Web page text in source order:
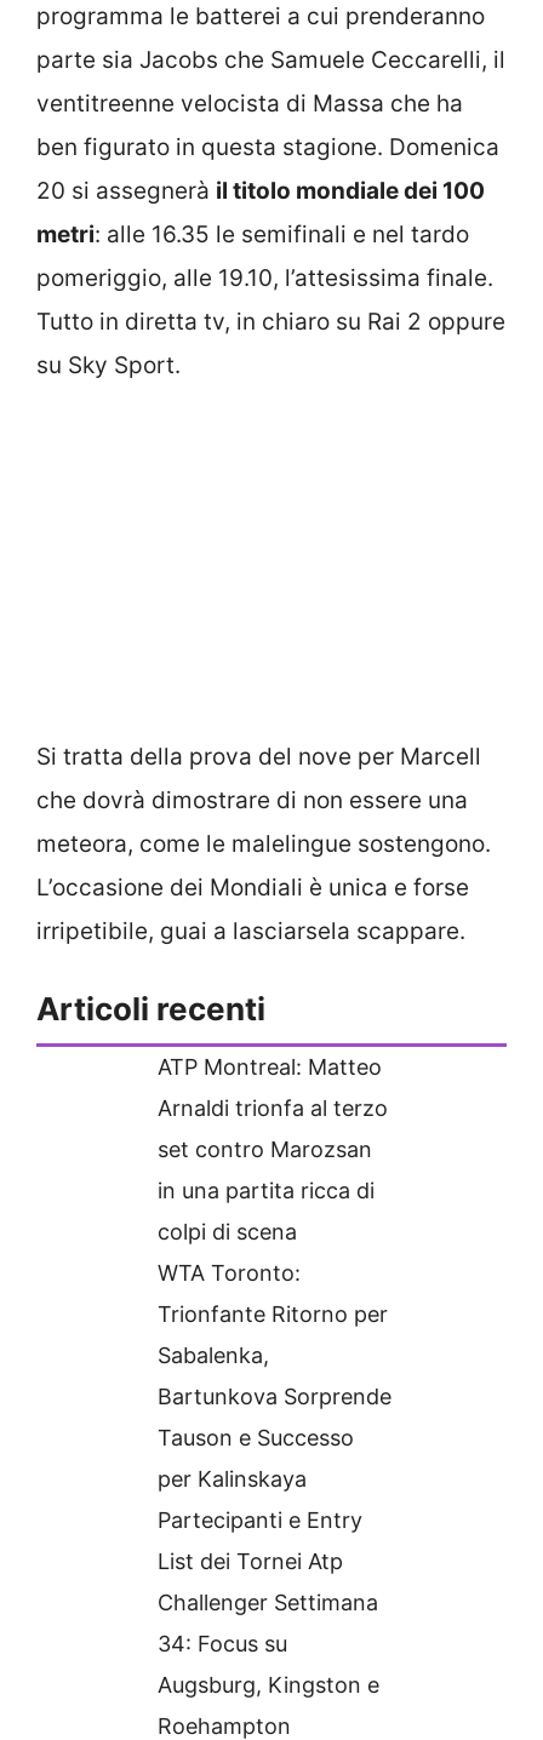
programma le batterei a cui prenderanno
parte sia Jacobs che Samuele Ceccarelli, il
ventitreenne velocista di Massa che ha
ben figurato in questa stagione. Domenica
20 si assegnerà il titolo mondiale dei 100
metri: alle 16.35 le semifinali e nel tardo
pomeriggio, alle 19.10, l’attesissima finale.
Tutto in diretta tv, in chiaro su Rai 2 oppure
su Sky Sport.
Si tratta della prova del nove per Marcell
che dovrà dimostrare di non essere una
meteora, come le malelingue sostengono.
L’occasione dei Mondiali è unica e forse
irripetibile, guai a lasciarsela scappare.
Articoli recenti
ATP Montreal: Matteo
Arnaldi trionfa al terzo
set contro Marozsan
in una partita ricca di
colpi di scena
WTA Toronto:
Trionfante Ritorno per
Sabalenka,
Bartunkova Sorprende
Tauson e Successo
per Kalinskaya
Partecipanti e Entry
List dei Tornei Atp
Challenger Settimana
34: Focus su
Augsburg, Kingston e
Roehampton